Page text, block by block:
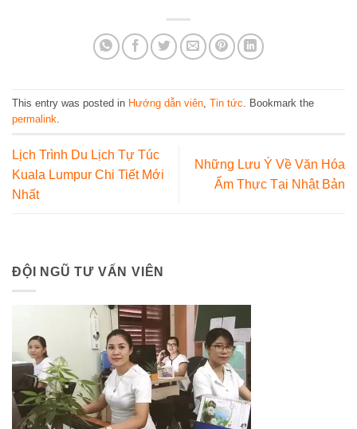
This entry was posted in Hướng dẫn viên Tin tức . Bookmark the
permalink
Lịch Trình Du Lịch Tự Túc
Kuala Lumpur Chi Tiết Mới
Nhất
Những Lưu Ý Về Văn Hóa
Ẩm Thực Tại Nhật Bản
ĐỘI NGŨ TƯ VẤN VIÊN